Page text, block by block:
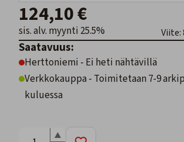
124,10 €
sis. alv. myynti 25.5% Viite:
Saatavuus:
Herttoniemi - Ei heti nähtävillä
Verkkokauppa - Toimitetaan 7-9
kuluessa